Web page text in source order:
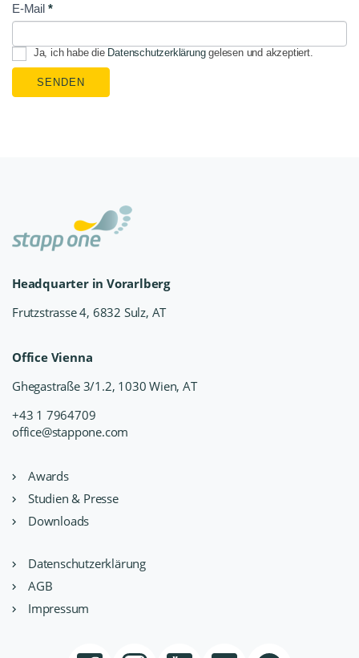
E-Mail *
Ja, ich habe die Datenschutzerklärunggelesen und akzeptiert.
SENDEN
Headquarter in Vorarlberg
Frutzstrasse 4, 6832 Sulz, AT
Office Vienna
Ghegastraße 3/1.2, 1030 Wien, AT
+43 1 7964709
office@stappone.com
Awards
Studien & Presse
Downloads
Datenschutzerklärung
AGB
Impressum